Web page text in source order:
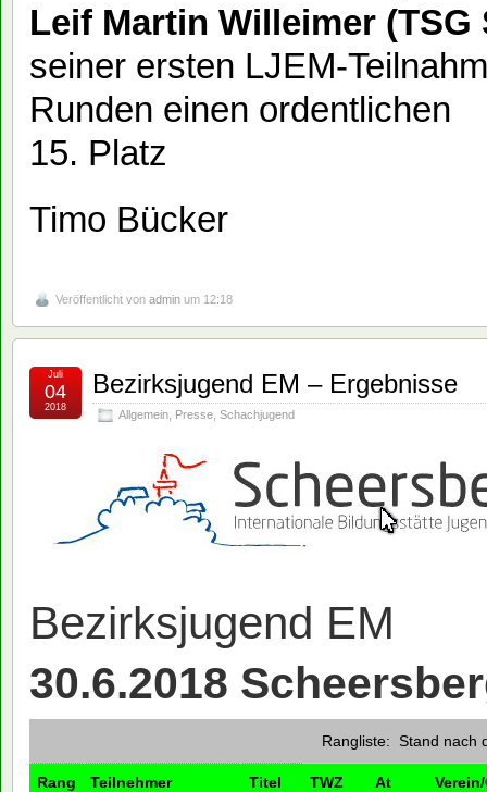
Leif Martin Willeimer (TSG
seiner ersten LJEM-
Runden einen ordentlichen
15. Platz
Timo Bücker
Veröffentlicht von admin um 12:18
Bezirksjugend EM – Ergebnisse
Allgemein Presse Schachjugend
Juli
04
2018
Bezirksjugend EM
30.6.2018
Rangliste: Stand nach
Rang Teilnehmer Titel TWZ At